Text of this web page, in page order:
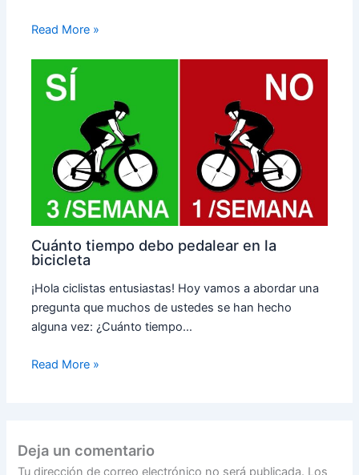
Read More »
Cuánto tiempo debo pedalear en la
bicicleta
¡Hola ciclistas entusiastas! Hoy vamos a abordar una
pregunta que muchos de ustedes se han hecho
alguna vez: ¿Cuánto tiempo…
Read More »
Deja un comentario
Tu dirección de correo electrónico no será publicada. Los